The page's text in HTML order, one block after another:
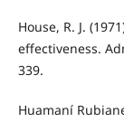
House, R. J.
effectiveness.
339.
Huamaní